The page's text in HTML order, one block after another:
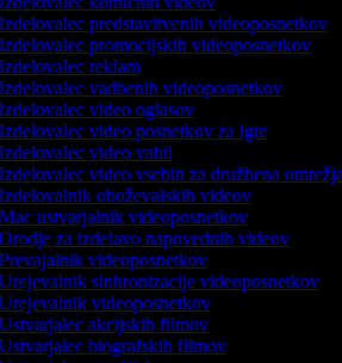
predstavitvenih videoposnetkov
promocijskih videoposnetkov
reklam
vadbenih videoposnetkov
video oglasov
video posnetkov za igre
video vabil
video vsebin za družbena omrežja
oboževalskih videov
ustvarjalnik videoposnetkov
za izdelavo napovednih videov
videoposnetkov
sinhronizacije videoposnetkov
videoposnetkov
akcijskih filmov
biografskih filmov